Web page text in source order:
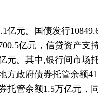
亿元。国债发行
亿元，信贷资产支
元。其中,银行间市场
方政府债券托管余额
托管余额1.5万亿元，